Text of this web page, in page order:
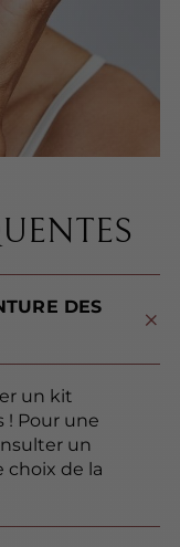
DES
un kit
! Pour une
un
de la